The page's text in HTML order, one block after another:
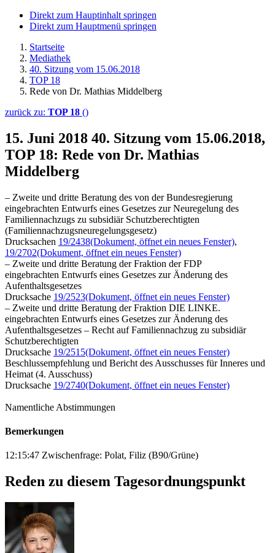
Direkt zum Hauptinhalt springen
Direkt zum Hauptmenü springen
Startseite
Mediathek
40. Sitzung vom 15.06.2018
TOP 18
Rede von Dr. Mathias Middelberg
zurück zu: TOP 18 ()
15. Juni 2018 40. Sitzung vom 15.06.2018,
TOP 18: Rede von Dr. Mathias
Middelberg
– Zweite und dritte Beratung des von der Bundesregierung
eingebrachten Entwurfs eines Gesetzes zur Neuregelung des
Familiennachzugs zu subsidiär Schutzberechtigten
(Familiennachzugsneuregelungsgesetz)
Drucksachen 19/2438(Dokument, öffnet ein neues Fenster),
19/2702(Dokument, öffnet ein neues Fenster)
– Zweite und dritte Beratung der Fraktion der FDP
eingebrachten Entwurfs eines Gesetzes zur Änderung des
Aufenthaltsgesetzes
Drucksache 19/2523(Dokument, öffnet ein neues Fenster)
– Zweite und dritte Beratung der Fraktion DIE LINKE.
eingebrachten Entwurfs eines Gesetzes zur Änderung des
Aufenthaltsgesetzes – Recht auf Familiennachzug zu subsidiär
Schutzberechtigten
Drucksache 19/2515(Dokument, öffnet ein neues Fenster)
Beschlussempfehlung und Bericht des Ausschusses für Inneres und
Heimat (4. Ausschuss)
Drucksache 19/2740(Dokument, öffnet ein neues Fenster)
Namentliche Abstimmungen
Bemerkungen
12:15:47 Zwischenfrage: Polat, Filiz (B90/Grüne)
Reden zu diesem Tagesordnungspunkt